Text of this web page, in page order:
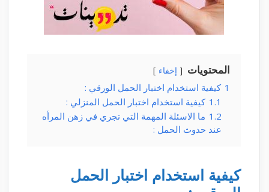
المحتويات إخفاء
1 كيفية استخدام اختبار الحمل الورقي :
1.1 كيفية استخدام اختبار الحمل المنزلي :
1.2 ما الاسئلة المهمة التي تجري في زهن المرأه
عند حدوث الحمل :
كيفية استخدام اختبار الحمل